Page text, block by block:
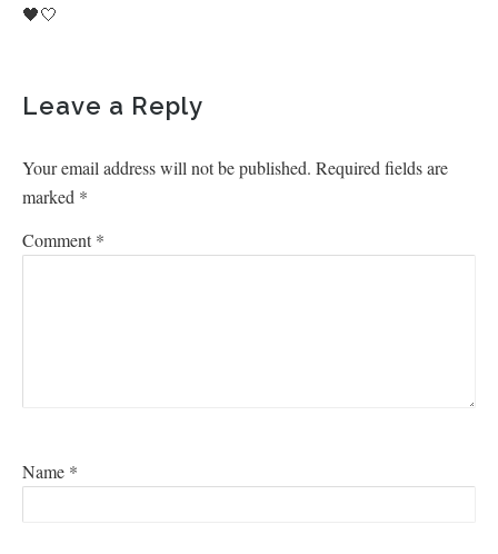
🖤🤍
Leave a Reply
Your email address will not be published. Required fields are
marked *
Comment*
Name *